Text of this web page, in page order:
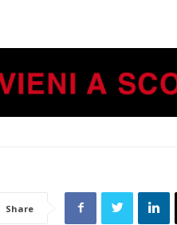
Share